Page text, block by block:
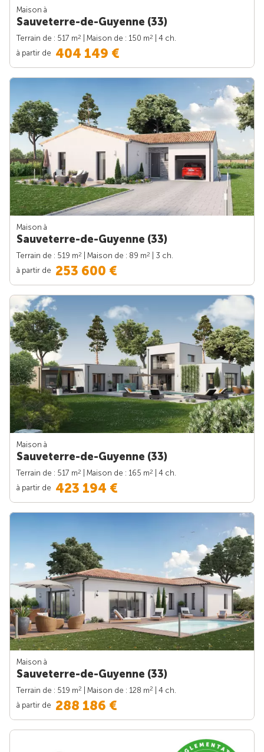
Maison à
Sauveterre-de-Guyenne (33)
Terrain de : 517 m2 | Maison de : 150 m2
| 4 ch.
à partir de 404 149 €
Maison à
Sauveterre-de-Guyenne (33)
Terrain de : 519 m2 | Maison de : 89 m2
| 3 ch.
à partir de 253 600 €
Maison à
Sauveterre-de-Guyenne (33)
Terrain de : 517 m2 | Maison de : 165 m2
| 4 ch.
à partir de 423 194 €
Maison à
Sauveterre-de-Guyenne (33)
Terrain de : 519 m2 | Maison de : 128 m2
| 4 ch.
à partir de 288 186 €